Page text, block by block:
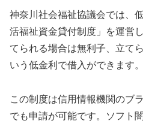
神奈川社会福祉協議会では、
活福祉資金貸付制度」を運営
てられる場合は無利子、立て
いう低金利で借入ができます。
この制度は信用情報機関のブ
でも申請が可能です。ソフト